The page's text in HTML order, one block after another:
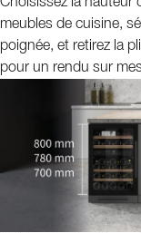
idéale de vos bouteilles.
Pour mQuvée, il ne
pour vos bouteilles –
harmonieusement à
parmi les plus
personnaliser chaque
Choisissez la hauteur
meubles de cuisine,
poignée, et retirez la
pour un rendu sur